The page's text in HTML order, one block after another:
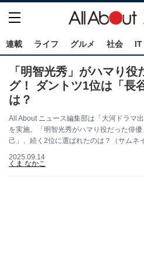
連載 ライフ グルメ 社会 IT
「明智光秀」がハマり
グ！ ダントツ1位は「長
は？
All About ニュース編集部は「大河ドラマ
を実施。「明智光秀がハマり役だった俳
己」、続く2位に選ばれたのは？（サムネ
2025.09.14
くま なかこ